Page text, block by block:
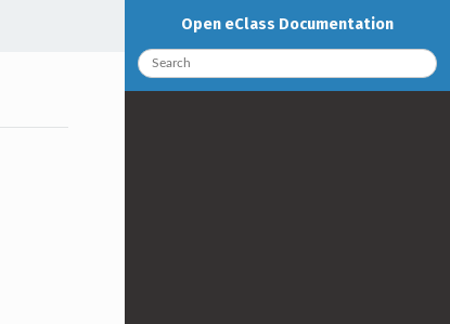
Open eClass Documentation